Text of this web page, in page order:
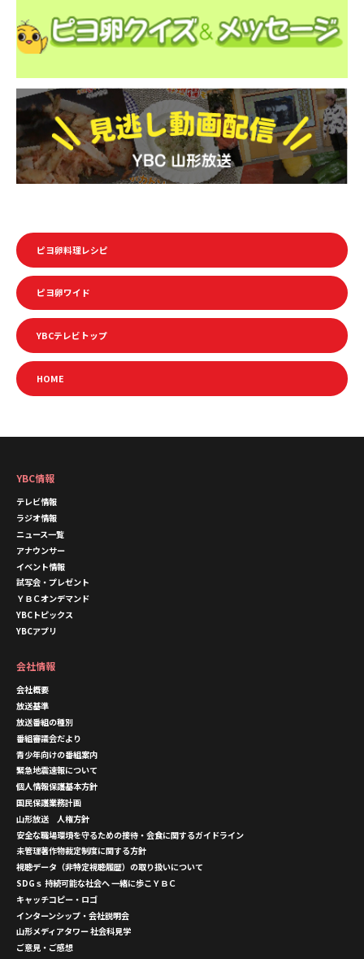
ピヨ卵料理レシピ
ピヨ卵ワイド
YBCテレビトップ
HOME
YBC情報
テレビ情報
ラジオ情報
ニュース一覧
アナウンサー
イベント情報
試写会・プレゼント
ＹＢＣオンデマンド
YBCトピックス
YBCアプリ
会社情報
会社概要
放送基準
放送番組の種別
番組審議会だより
青少年向けの番組案内
緊急地震速報について
個人情報保護基本方針
国民保護業務計画
山形放送 人権方針
安全な職場環境を守るための接待・会食に関するガイドライン
未管理著作物裁定制度に関する方針
視聴データ（非特定視聴履歴）の取り扱いについて
SDGｓ 持続可能な社会へ 一緒に歩こＹＢＣ
キャッチコピー・ロゴ
インターンシップ・会社説明会
山形メディアタワー 社会科見学
ご意見・ご感想